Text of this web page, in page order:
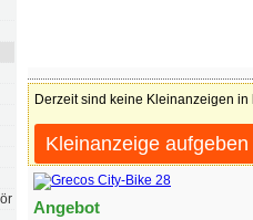
Derzeit sind keine Kleinanzeigen in
Kleinanzeige
Angebot